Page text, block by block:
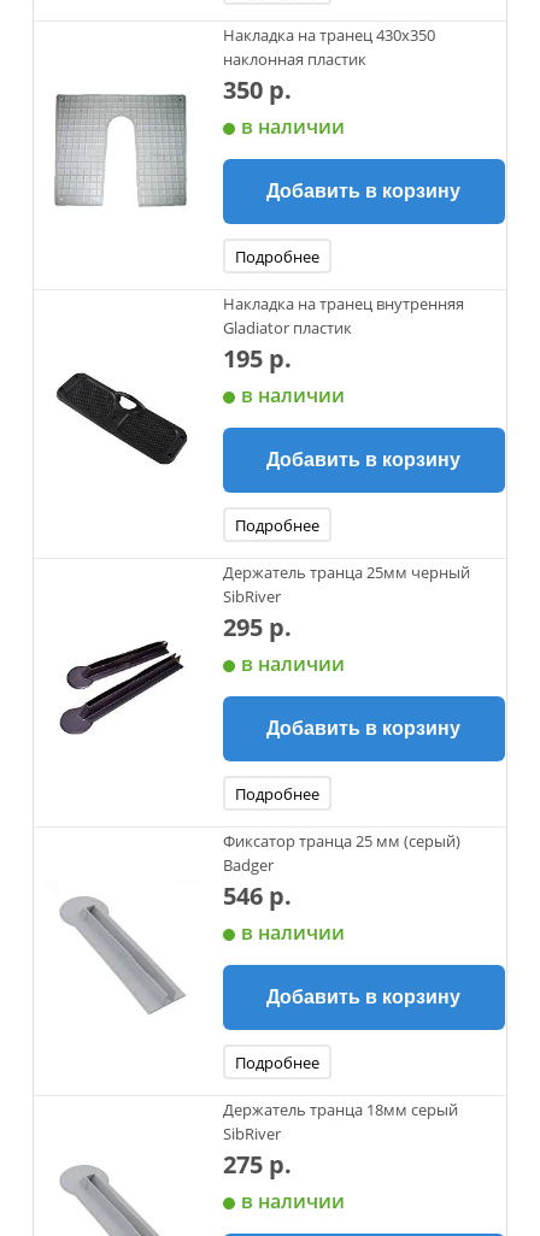
Накладка на транец 430х350
наклонная пластик
350 р.
в наличии
Добавить в корзину
Подробнее
Накладка на транец внутренняя
Gladiator пластик
195 р.
в наличии
Добавить в корзину
Подробнее
Держатель транца 25мм черный
SibRiver
295 р.
в наличии
Добавить в корзину
Подробнее
Фиксатор транца 25 мм (серый)
Badger
546 р.
в наличии
Добавить в корзину
Подробнее
Держатель транца 18мм серый
SibRiver
275 р.
в наличии